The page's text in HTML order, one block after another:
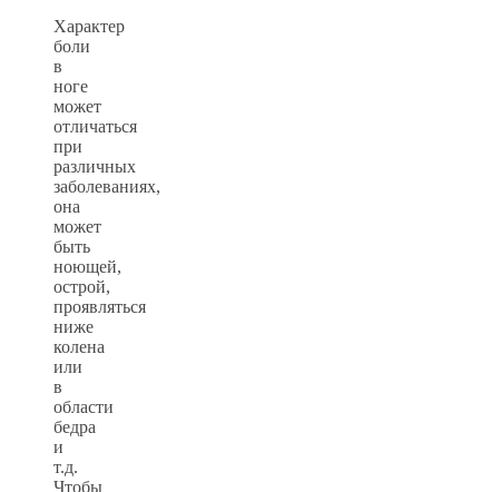
Характер
боли
в
ноге
может
отличаться
при
различных
заболеваниях,
она
может
быть
ноющей,
острой,
проявляться
ниже
колена
или
в
области
бедра
и
т.д.
Чтобы